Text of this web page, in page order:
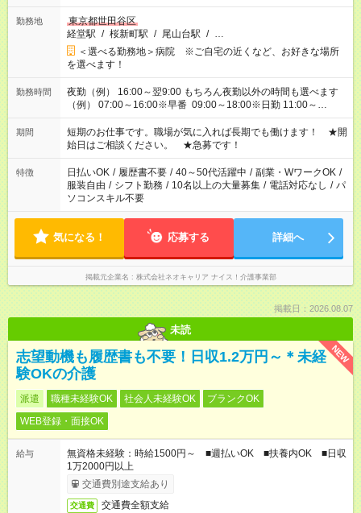
勤務地
東京都世田谷区
経堂駅 / 桜新町駅 / 尾山台駅 / …
＜選べる勤務地＞病院 ※ご自宅の近くなど、お好きな場所
を選べます！
勤務時間
夜勤（例） 16:00～翌9:00 もちろん夜勤以外の時間も選べます
（例） 07:00～16:00※早番 09:00～18:00※日勤 11:00～
20:00※遅番 ※時間は、固定・選べる施設もあるので、ご希望が
あれば調整できます！ ※シフト制。勤務地により実働時間が異
なります。★家庭の都合でお休みが必要な場合も遠慮なくご相談
ください。
期間
短期のお仕事です。職場が気に入れば長期でも働けます！ ★開
始日はご相談ください。 ★急募です！
特徴 日払いOK / 履歴書不要 / 40～50代活躍中 / 副業・WワークOK /
服装自由 / シフト勤務 / 10名以上の大量募集 / 電話対応なし / パ
ソコンスキル不要
気になる！ 応募する 詳細へ
掲載元企業名 株式会社ネオキャリア ナイス！介護事業部
掲載日：2026.08.07
未読
NEW
志望動機も履歴書も不要！日収1.2万円～＊未経
験OKの介護
派遣 職種未経験OK 社会人未経験OK
ブランクOK
WEB登録・面接OK
給与
無資格未経験：時給1500円～ ■週払いOK ■扶養内OK ■日収
1万2000円以上
交通費別途支給あり
交通費 交通費全額支給